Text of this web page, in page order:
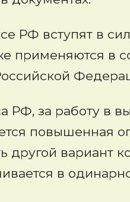
РФ вступят в
применяются в
РФ, за работу в
повышенная
вариант
в